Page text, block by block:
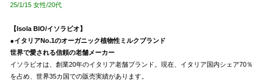
25/1/15 女性/20代
【Isola BIO/イソラビオ】
●イタリアNo.1のオーガニック植物性ミルクブランド
世界で愛される信頼の老舗メーカー
イソラビオは、創業20年のイタリア老舗ブランド。現在、イタリア国内シェア70％
を占め、世界35カ国での販売実績があります。